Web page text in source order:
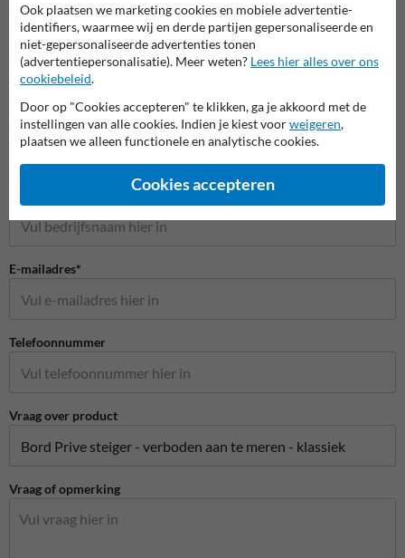
Naam*
E-mailadres*
Telefoonnummer
Vraag over product
Vraag of opmerking
Ook plaatsen we marketing cookies en mobiele advertentie-
identifiers, waarmee wij en derde partijen gepersonaliseerde en
niet-gepersonaliseerde advertenties tonen
(advertentiepersonalisatie). Meer weten? Lees hier alles over ons
cookiebeleid.
Door op "Cookies accepteren" te klikken, ga je akkoord met de
instellingen van alle cookies. Indien je kiest voorweigeren,
plaatsen we alleen functionele en analytische cookies.
Cookies accepteren